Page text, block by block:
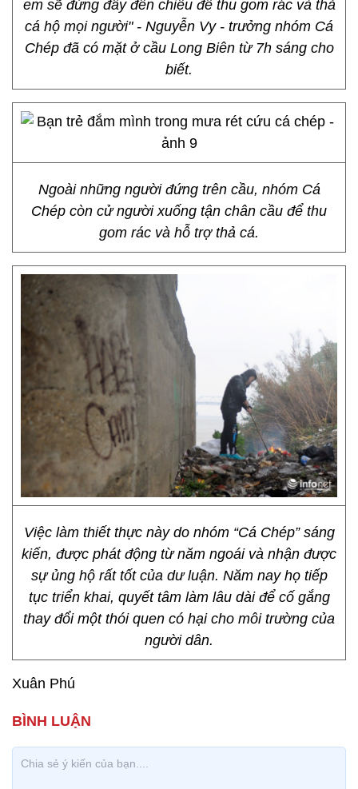
em sẽ đứng đây đến chiều để thu gom rác và thả
cá hộ mọi người" - Nguyễn Vy - trưởng nhóm Cá
Chép đã có mặt ở cầu Long Biên từ 7h sáng cho
biết.
Ngoài những người đứng trên cầu, nhóm Cá
Chép còn cử người xuống tận chân cầu để thu
gom rác và hỗ trợ thả cá.
Việc làm thiết thực này do nhóm “Cá Chép” sáng
kiến, được phát động từ năm ngoái và nhận được
sự ủng hộ rất tốt của dư luận. Năm nay họ tiếp
tục triển khai, quyết tâm làm lâu dài để cố gắng
thay đổi một thói quen có hại cho môi trường của
người dân.
Xuân Phú